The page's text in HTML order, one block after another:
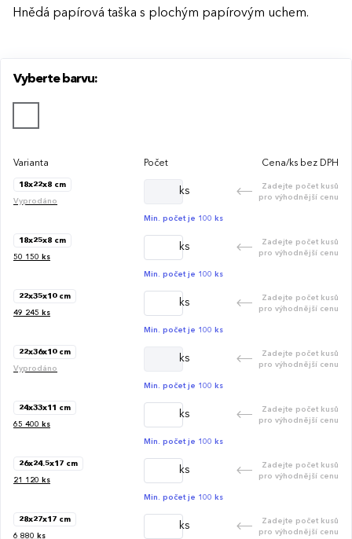
Hnědá papírová taška s plochým papírovým uchem.
Vyberte barvu:
Varianta Počet Cena/ks bez DPH
18x22x8 cm
Vyprodáno
ks
Zadejte počet kusů
pro výhodnější cenu
Min. počet je 100 ks
18x25x8 cm
50 150 ks
ks
Zadejte počet kusů
pro výhodnější cenu
Min. počet je 100 ks
22x35x10 cm
49 245 ks
ks
Zadejte počet kusů
pro výhodnější cenu
Min. počet je 100 ks
22x36x10 cm
Vyprodáno
ks
Zadejte počet kusů
pro výhodnější cenu
Min. počet je 100 ks
24x33x11 cm
65 400 ks
ks
Zadejte počet kusů
pro výhodnější cenu
Min. počet je 100 ks
26x24.5x17 cm
21 120 ks
ks
Zadejte počet kusů
pro výhodnější cenu
Min. počet je 100 ks
28x27x17 cm
6 880 ks
ks
Zadejte počet kusů
pro výhodnější cenu